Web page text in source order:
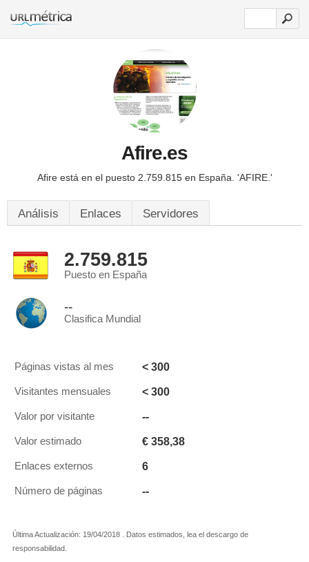
Afire.es
Afire está en el puesto 2.759.815 en España. 'AFIRE.'
Análisis Enlaces Servidores
2.759.815
Puesto en España
--
Clasifica Mundial
Páginas vistas al mes < 300
Visitantes mensuales < 300
Valor por visitante --
Valor estimado € 358,38
Enlaces externos 6
Número de páginas --
Última Actualización: 19/04/2018 . Datos estimados, lea el descargo de
responsabilidad.